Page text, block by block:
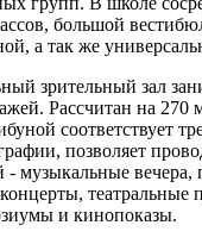
большой
а так же
зрительный зал
Рассчитан на 270
соответствует
позволяет
- музыкальные вечера,
театральные
и кинопоказы.